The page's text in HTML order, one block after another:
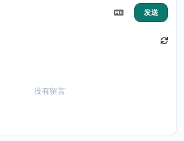
发送
没有留言